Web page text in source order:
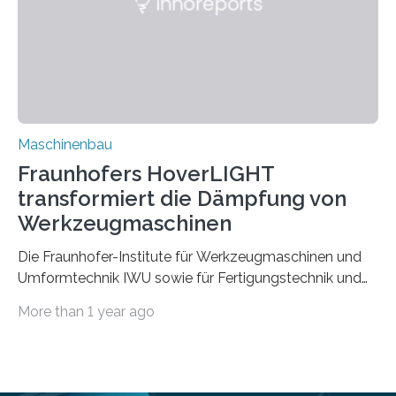
Maschinenbau
Fraunhofers HoverLIGHT
transformiert die Dämpfung von
Werkzeugmaschinen
Die Fraunhofer-Institute für Werkzeugmaschinen und
Umformtechnik IWU sowie für Fertigungstechnik und
Durchbruch in der Materialforschung erzielt: Der
More than 1 year ago